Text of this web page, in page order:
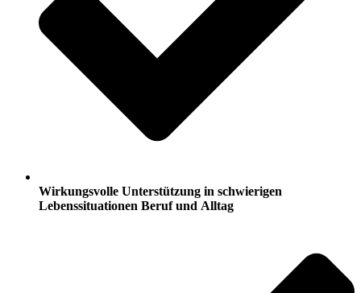
Wirkungsvolle Unterstützung in schwierigen
Lebenssituationen Beruf und Alltag